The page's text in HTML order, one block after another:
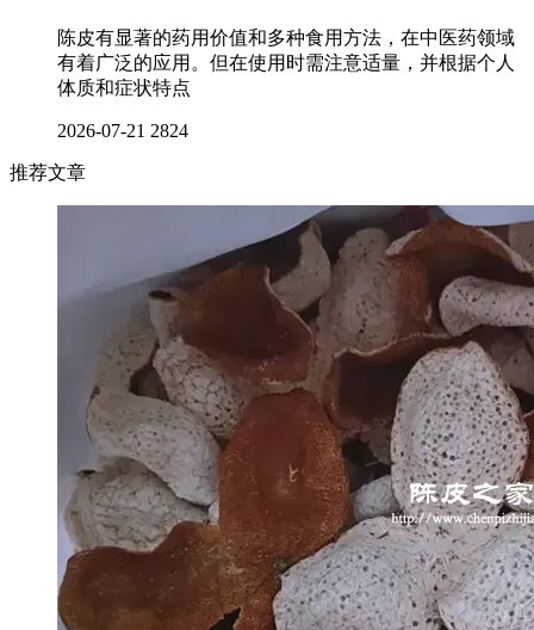
陈皮有显著的药用价值和多种食用方法，在中医药领域
有着广泛的应用。但在使用时需注意适量，并根据个人
体质和症状特点
2026-07-21 2824
推荐文章